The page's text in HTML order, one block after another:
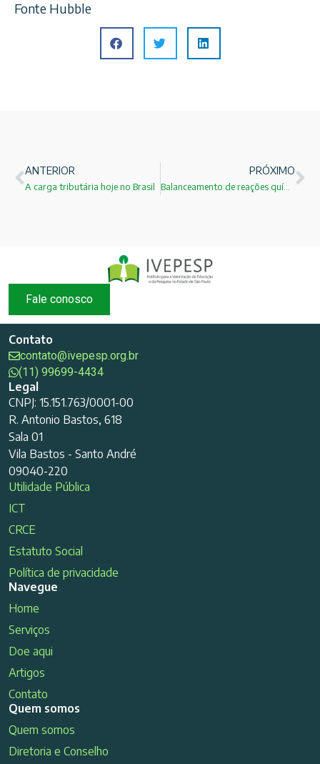
Fonte Hubble
ANTERIOR
A carga tributária hoje no Brasil
PRÓXIMO
Balanceamento de reações químicas com LEGO !
Fale conosco
Contato
contato@ivepesp.org.br
(11) 99699-4434
Legal
CNPJ: 15.151.763/0001-00
R. Antonio Bastos, 618
Sala 01
Vila Bastos - Santo André
09040-220
Utilidade Pública
ICT
CRCE
Estatuto Social
Política de privacidade
Navegue
Home
Serviços
Doe aqui
Artigos
Contato
Quem somos
Quem somos
Diretoria e Conselho